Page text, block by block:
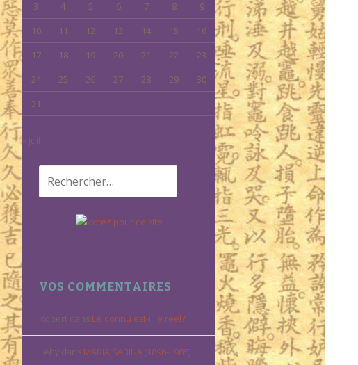
3
4 5 6 7 8
9
10
11 12 13 14 15
16
17
18 19 20 21 22
23
24
25 26 27 28 29
30
31
« Juil
Rechercher :
VOS COMMENTAIRES
Robert dans Le connu est-il le réel?
Lehy dans MARIA SABINA (1896-1985)